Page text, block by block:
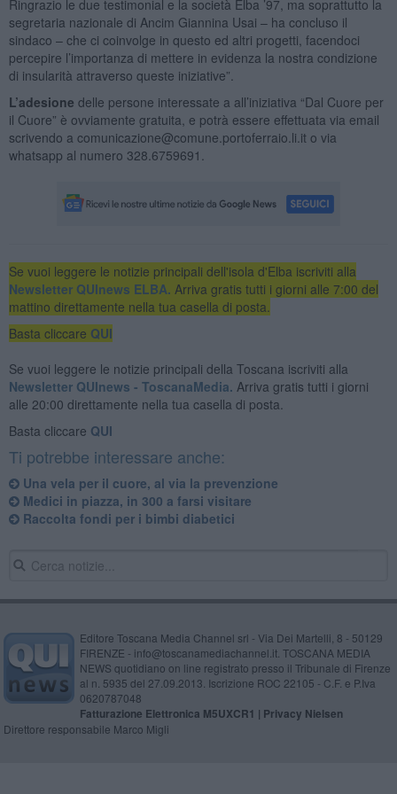
Ringrazio le due testimonial e la società Elba ’97, ma soprattutto la
segretaria nazionale di Ancim Giannina Usai – ha concluso il
sindaco – che ci coinvolge in questo ed altri progetti, facendoci
percepire l’importanza di mettere in evidenza la nostra condizione
di insularità attraverso queste iniziative”.
L’adesione delle persone interessate a all’iniziativa “Dal Cuore per
il Cuore” è ovviamente gratuita, e potrà essere effettuata via email
scrivendo a comunicazione@comune.portoferraio.li.it o via
whatsapp al numero 328.6759691.
Se vuoi leggere le notizie principali dell'isola d'Elba iscriviti alla
Newsletter QUInews ELBA. Arriva gratis tutti i giorni alle 7:00 del
mattino direttamente nella tua casella di posta.
Basta cliccare QUI
Se vuoi leggere le notizie principali della Toscana iscriviti alla
Newsletter QUInews - ToscanaMedia. Arriva gratis tutti i giorni
alle 20:00 direttamente nella tua casella di posta.
Basta cliccare QUI
Ti potrebbe interessare anche:
Una vela per il cuore, al via la prevenzione
Medici in piazza, in 300 a farsi visitare
Raccolta fondi per i bimbi diabetici
Editore Toscana Media Channel srl - Via Dei Martelli, 8 - 50129
FIRENZE - info@toscanamediachannel.it. TOSCANA MEDIA
NEWS quotidiano on line registrato presso il Tribunale di Firenze
al n. 5935 del 27.09.2013. Iscrizione ROC 22105 - C.F. e P.Iva
0620787048
Fatturazione Elettronica M5UXCR1 | Privacy Nielsen
Direttore responsabile Marco Migli